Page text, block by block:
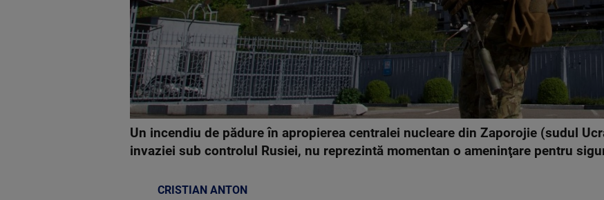
Un incendiu de pădure în apropierea centralei nucleare din Zaporojie (sudul
invaziei sub controlul Rusiei, nu reprezintă momentan o ameninţare pentru
CRISTIAN ANTON